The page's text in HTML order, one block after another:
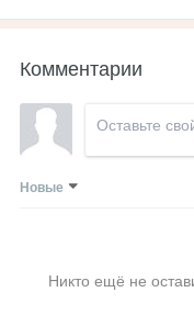
Комментарии
Новые
Никто ещё не